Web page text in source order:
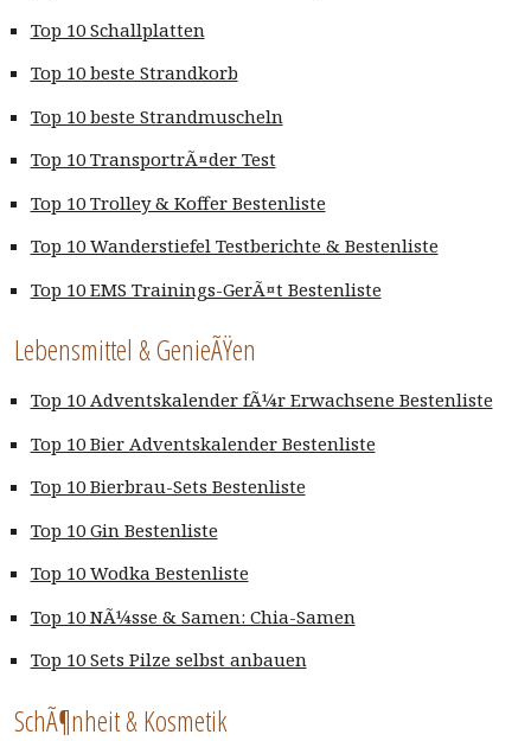
Top 10 Schallplatten
Top 10 beste Strandkorb
Top 10 beste Strandmuscheln
Top 10 TransportrÃ¤der Test
Top 10 Trolley & Koffer Bestenliste
Top 10 Wanderstiefel Testberichte & Bestenliste
Top 10 EMS Trainings-GerÃ¤t Bestenliste
Lebensmittel & GenieÃŸen
Top 10 Adventskalender fÃ¼r Erwachsene Bestenliste
Top 10 Bier Adventskalender Bestenliste
Top 10 Bierbrau-Sets Bestenliste
Top 10 Gin Bestenliste
Top 10 Wodka Bestenliste
Top 10 NÃ¼sse & Samen: Chia-Samen
Top 10 Sets Pilze selbst anbauen
SchÃ¶nheit & Kosmetik